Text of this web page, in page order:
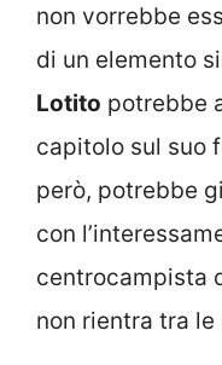
non vorrebbe
di un elemento
Lotito potrebbe
capitolo sul suo
però, potrebbe
con
centrocampista
non rientra tra